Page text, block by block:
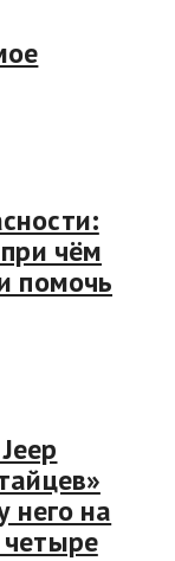
чём
помочь
него на